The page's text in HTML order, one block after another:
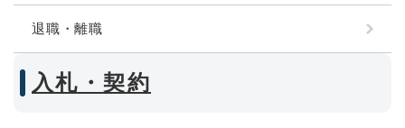
退職・離職
入札・契約